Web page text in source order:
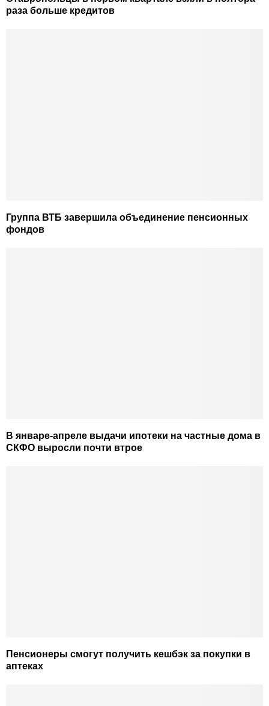
раза больше кредитов
Группа ВТБ завершила объединение пенсионных
фондов
В январе-апреле выдачи ипотеки на частные дома в
СКФО выросли почти втрое
Пенсионеры смогут получить кешбэк за покупки в
аптеках